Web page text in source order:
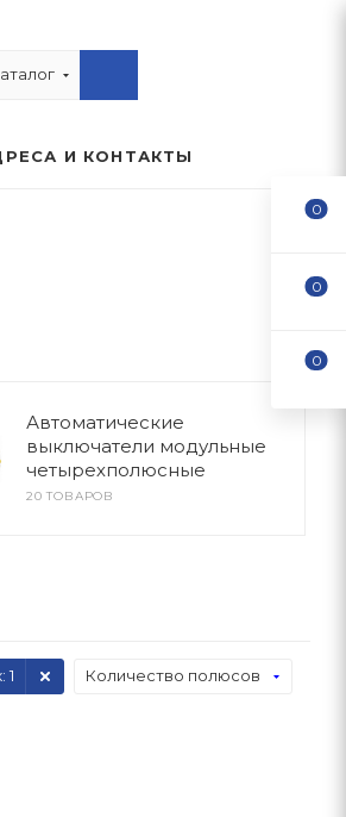
И КОНТАКТЫ
Автоматические
выключатели модульные
четырехполюсные
20 ТОВАРОВ
: 1 Количество полюсов
0
0
0